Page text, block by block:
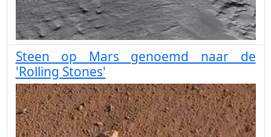
Steen op Mars genoemd naar de
'Rolling Stones'